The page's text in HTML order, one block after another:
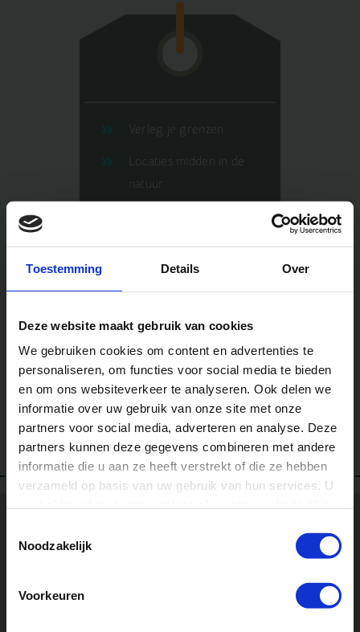
Toestemming Details Over
Deze website maakt gebruik van cookies
We gebruiken cookies om content en advertenties te
personaliseren, om functies voor social media te bieden
en om ons websiteverkeer te analyseren. Ook delen we
informatie over uw gebruik van onze site met onze
partners voor social media, adverteren en analyse. Deze
partners kunnen deze gegevens combineren met andere
informatie die u aan ze heeft verstrekt of die ze hebben
verzameld op basis van uw gebruik van hun services. U
Noodzakelijk
Voorkeuren
Verleg je grenzen
Ervaren en enthousiaste
begeleiding
13 jaar
Zonder je ouders op
vakantie
Bekijk onze zomerkampen